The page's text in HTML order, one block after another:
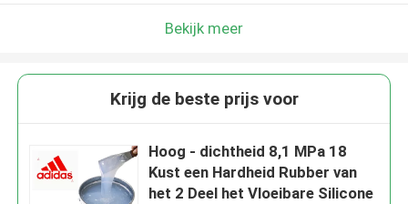
Bekijk meer
Krijg de beste prijs voor
Hoog - dichtheid 8,1 MPa 18
Kust een Hardheid Rubber van
het 2 Deel het Vloeibare Silicone